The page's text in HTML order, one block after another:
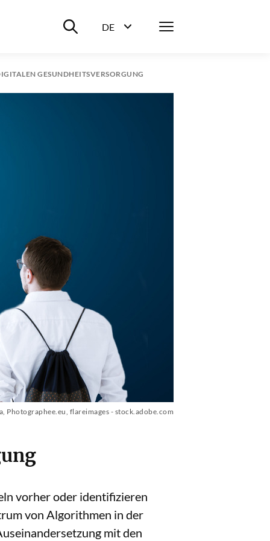
Suche ein-/ausblenden
DE
Menü
GESUNDHEITSVERSORGUNG
Photographee.eu, flareimages - stock.adobe.com
vorher oder identifizieren
von Algorithmen in der
mit den